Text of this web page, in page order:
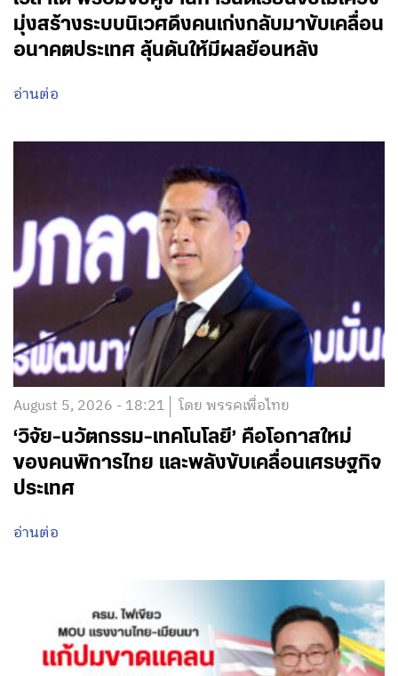
มุ่งสร้างระบบนิเวศดึงคนเก่งกลับมาขับเคลื่อน
อนาคตประเทศ ลุ้นดันให้มีผลย้อนหลัง
อ่านต่อ
August 5, 2026 - 18:21 โดย พรรคเพื่อไทย
‘วิจัย-นวัตกรรม-เทคโนโลยี’ คือโอกาสใหม่
ของคนพิการไทย และพลังขับเคลื่อนเศรษฐกิจ
ประเทศ
อ่านต่อ